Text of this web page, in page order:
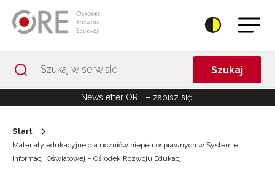
Szukaj
Newsletter ORE – zapisz się!
Start
Materiały edukacyjne dla uczniów niepełnosprawnych w Systemie
Informacji Oświatowej – Ośrodek Rozwoju Edukacji